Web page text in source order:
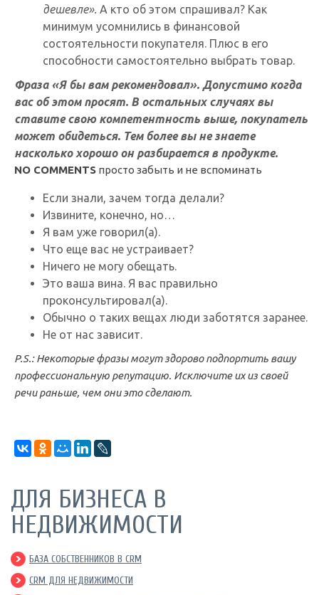
дешевле». А кто об этом спрашивал? Как
минимум усомнились в финансовой
состоятельности покупателя. Плюс в его
способности самостоятельно выбрать товар.
Фраза «Я бы вам рекомендовал». Допустимо когда
вас об этом просят. В остальных случаях вы
ставите свою компетентность выше, покупатель
может обидеться. Тем более вы не знаете
насколько хорошо он разбирается в продукте.
NO COMMENTS просто забыть и не вспоминать
Если знали, зачем тогда делали?
Извините, конечно, но…
Я вам уже говорил(а).
Что еще вас не устраивает?
Ничего не могу обещать.
Это ваша вина. Я вас правильно
проконсультировал(а).
Обычно о таких вещах люди заботятся заранее.
Не от нас зависит.
P.S.: Некоторые фразы могут здорово подпортить вашу
профессиональную репутацию. Исключите их из своей
речи раньше, чем они это сделают.
ДЛЯ БИЗНЕСА В
НЕДВИЖИМОСТИ
БАЗА СОБСТВЕННИКОВ В CRM
CRM ДЛЯ НЕДВИЖИМОСТИ